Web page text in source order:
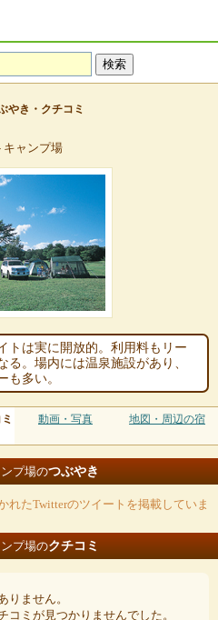
やき・クチコミ
キャンプ場
トは実に開放的。利用料もリー
る。場内には温泉施設があり、
も多い。
動画・写真 地図・周辺の宿
プ場のつぶやき
れたTwitterのツイートを掲載していま
プ場のクチコミ
りません。
コミが見つかりませんでした。